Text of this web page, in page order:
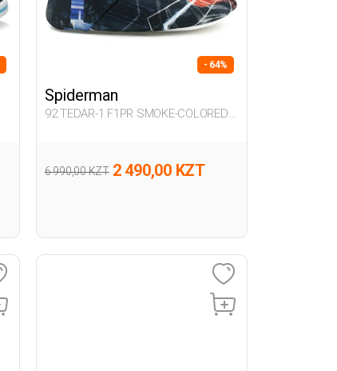
- 64%
Spiderman
92.TEDAR-1.F1PR SMOKE-COLORED
6 990,00 KZT 2 490,00 KZT